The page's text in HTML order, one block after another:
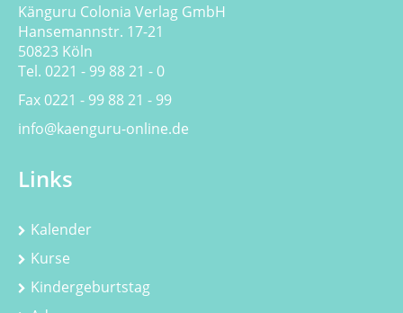
Känguru Colonia Verlag GmbH
Hansemannstr. 17-21
50823 Köln
Tel. 0221 - 99 88 21 - 0
Fax 0221 - 99 88 21 - 99
info@kaenguru-online.de
Links
Kalender
Kurse
Kindergeburtstag